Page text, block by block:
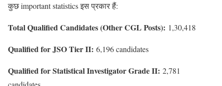
कुछ important statistics इस प्रकार हैं:
Total Qualified Candidates (Other CGL Posts): 1,30,418
Qualified for JSO Tier II: 6,196 candidates
Qualified for Statistical Investigator Grade II: 2,781